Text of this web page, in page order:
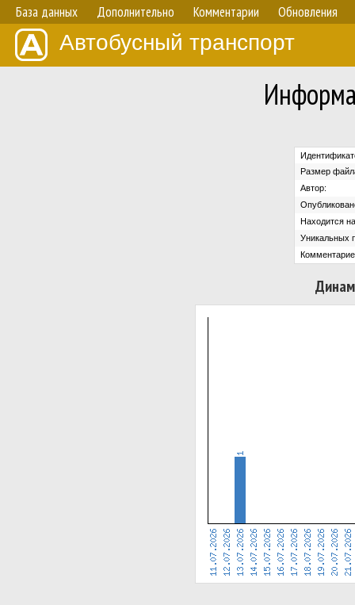
База данных Дополнительно Комментарии Обновления
Автобусный транспорт
Размер
Автор:
Находится
Уникальных